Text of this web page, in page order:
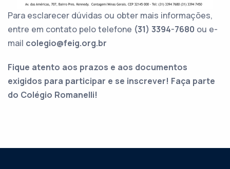
Para esclarecer dúvidas ou obter mais informações,
entre em contato pelo telefone (31) 3394-7680 ou e-
mail colegio@feig.org.br
Fique atento aos prazos e aos documentos
exigidos para participar e se inscrever! Faça parte
do Colégio Romanelli!